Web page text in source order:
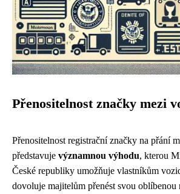
Přenositelnost značky mezi
Přenositelnost registrační značky na přání
představuje významnou výhodu, kterou
České republiky umožňuje vlastníkům
dovoluje majitelům přenést svou oblíbenou